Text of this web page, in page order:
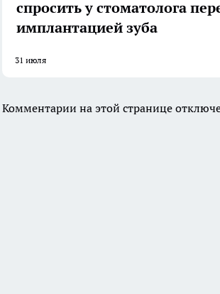
спросить у стоматолога
имплантацией зуба
31 июля
Комментарии на этой странице